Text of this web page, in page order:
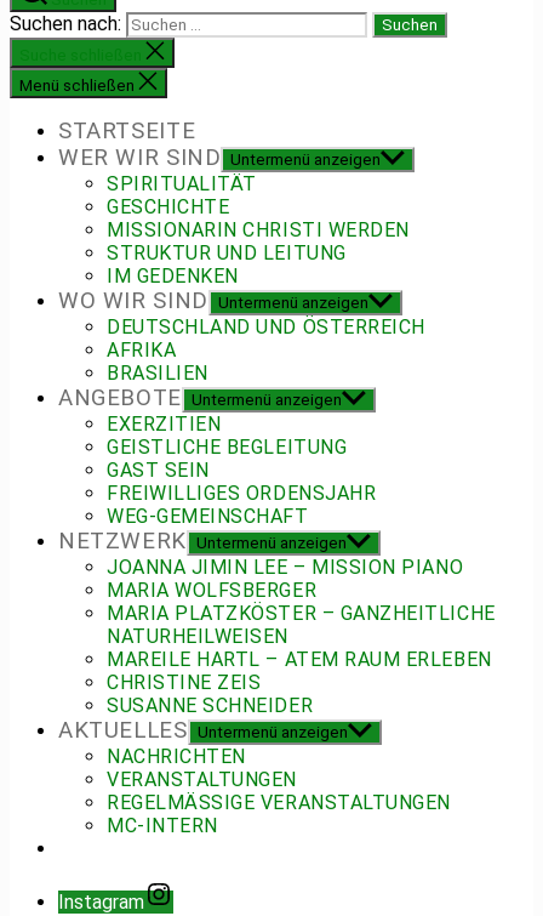
Suchen nach:
Menü schließen
STARTSEITE
WER WIR SIND
Untermenü anzeigen
SPIRITUALITÄT
GESCHICHTE
MISSIONARIN CHRISTI WERDEN
STRUKTUR UND LEITUNG
IM GEDENKEN
WO WIR SIND Untermenü anzeigen
DEUTSCHLAND UND ÖSTERREICH
AFRIKA
BRASILIEN
ANGEBOTE Untermenü anzeigen
EXERZITIEN
GEISTLICHE BEGLEITUNG
GAST SEIN
FREIWILLIGES ORDENSJAHR
WEG-GEMEINSCHAFT
NETZWERK Untermenü anzeigen
JOANNA JIMIN LEE – MISSION PIANO
MARIA WOLFSBERGER
MARIA PLATZKÖSTER – GANZHEITLICHE
NATURHEILWEISEN
MAREILE HARTL – ATEM RAUM ERLEBEN
CHRISTINE ZEIS
SUSANNE SCHNEIDER
AKTUELLES Untermenü anzeigen
NACHRICHTEN
VERANSTALTUNGEN
REGELMÄSSIGE VERANSTALTUNGEN
MC-INTERN
Instagram